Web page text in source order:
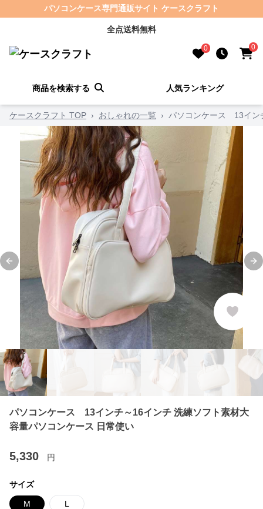
パソコンケース専門通販サイト ケースクラフト
全点送料無料
0 0
商品を検索する 人気ランキング
ケースクラフト TOP › おしゃれの一覧 › パソコンケース 13イン
Previous slide
パソコンケース 13インチ～16インチ 洗練ソフト素材大
容量パソコンケース 日常使い
5,330 円
サイズ
M L